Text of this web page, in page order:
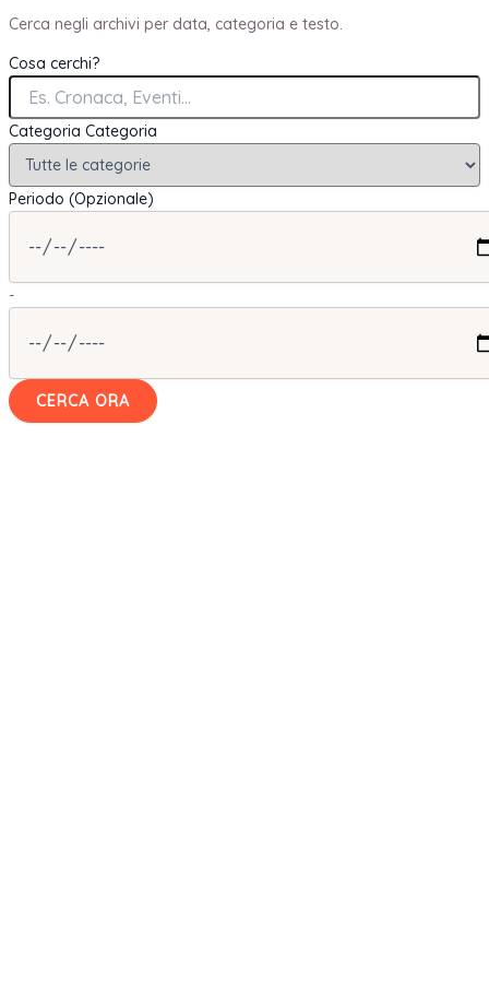
Cerca negli archivi per data, categoria e testo.
Cosa cerchi?
Categoria Categoria
Periodo (Opzionale)
-
CERCA ORA